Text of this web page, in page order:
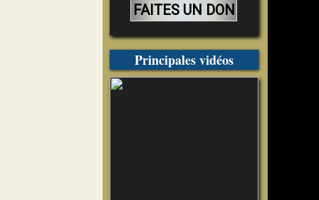
FAITES UN DON
Principales vidéos